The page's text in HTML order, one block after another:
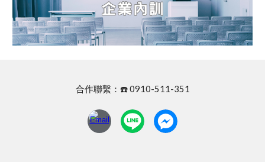
合作聯繫：☎️ 0910-511-351